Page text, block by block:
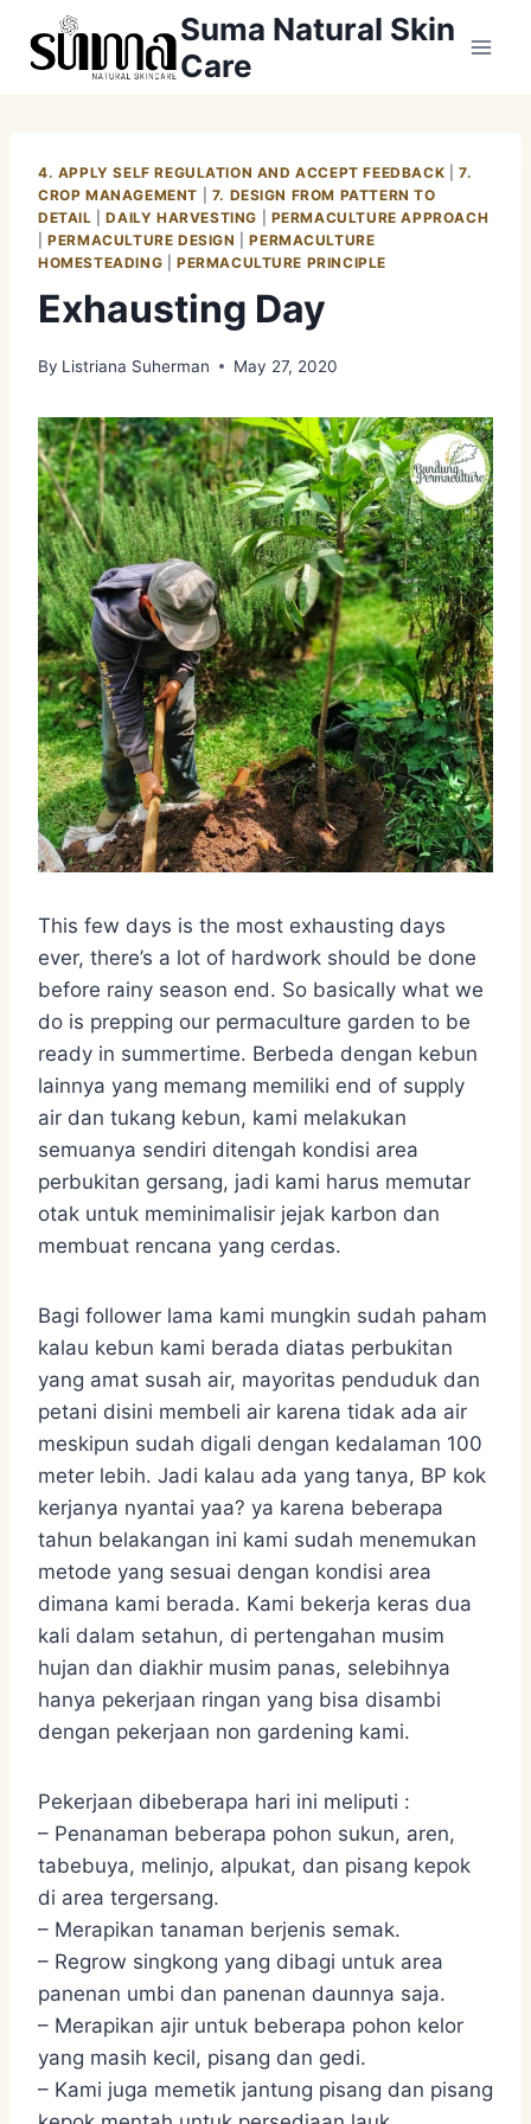
Suma Natural Skin
Care
4. APPLY SELF REGULATION AND ACCEPT FEEDBACK
7.
CROP MANAGEMENT
7. DESIGN FROM PATTERN TO
DETAIL |DAILY HARVESTING
PERMACULTURE APPROACH
|PERMACULTURE DESIGN |PERMACULTURE
HOMESTEADING
PERMACULTURE PRINCIPLE
Exhausting Day
By Listriana Suherman May 27, 2020
This few days is the most exhausting days
ever, there’s a lot of hardwork should be done
before rainy season end. So basically what we
do is prepping our permaculture garden to be
ready in summertime. Berbeda dengan kebun
lainnya yang memang memiliki end of supply
air dan tukang kebun, kami melakukan
semuanya sendiri ditengah kondisi area
perbukitan gersang, jadi kami harus memutar
otak untuk meminimalisir jejak karbon dan
membuat rencana yang cerdas.
Bagi follower lama kami mungkin sudah paham
kalau kebun kami berada diatas perbukitan
yang amat susah air, mayoritas penduduk dan
petani disini membeli air karena tidak ada air
meskipun sudah digali dengan kedalaman 100
meter lebih. Jadi kalau ada yang tanya, BP kok
kerjanya nyantai yaa? ya karena beberapa
tahun belakangan ini kami sudah menemukan
metode yang sesuai dengan kondisi area
dimana kami berada. Kami bekerja keras dua
kali dalam setahun, di pertengahan musim
hujan dan diakhir musim panas, selebihnya
hanya pekerjaan ringan yang bisa disambi
dengan pekerjaan non gardening kami.
Pekerjaan dibeberapa hari ini meliputi :
– Penanaman beberapa pohon sukun, aren,
tabebuya, melinjo, alpukat, dan pisang kepok
di area tergersang.
– Merapikan tanaman berjenis semak.
– Regrow singkong yang dibagi untuk area
panenan umbi dan panenan daunnya saja.
– Merapikan ajir untuk beberapa pohon kelor
yang masih kecil, pisang dan gedi.
– Kami juga memetik jantung pisang dan pisang